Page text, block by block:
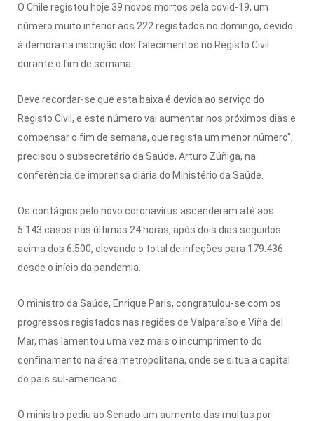
O Chile registou hoje 39 novos mortos pela covid-19, um
número muito inferior aos 222 registados no domingo, devido
à demora na inscrição dos falecimentos no Registo Civil
durante o fim de semana.
Deve recordar-se que esta baixa é devida ao serviço do
Registo Civil, e este número vai aumentar nos próximos dias e
compensar o fim de semana, que regista um menor número",
precisou o subsecretário da Saúde, Arturo Zúñiga, na
conferência de imprensa diária do Ministério da Saúde.
Os contágios pelo novo coronavírus ascenderam até aos
5.143 casos nas últimas 24 horas, após dois dias seguidos
acima dos 6.500, elevando o total de infeções para 179.436
desde o início da pandemia.
O ministro da Saúde, Enrique Paris, congratulou-se com os
progressos registados nas regiões de Valparaíso e Viña del
Mar, mas lamentou uma vez mais o incumprimento do
confinamento na área metropolitana, onde se situa a capital
do país sul-americano.
O ministro pediu ao Senado um aumento das multas por